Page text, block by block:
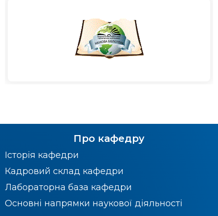
Про кафедру
Історія кафедри
Кадровий склад кафедри
Лабораторна база кафедри
Основні напрямки наукової діяльності